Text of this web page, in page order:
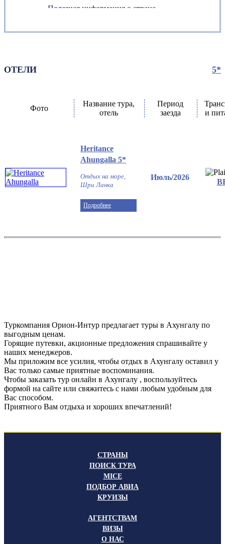
Полезная информация о стране
Климат страны
ОТЕЛИ 5*
Фото
Название тура,
отель
Период
заезда
и
Heritance
Ahungalla 5*
Отдых на море,
Шри Ланка
Подробнее
Июль/2026
Туркомпания Орион-Интур предлагает туры в Ахунгалу по
выгодным ценам.
Горящие путевки, акционные предложения спрашивайте у
наших менеджеров.
Мы приложим все усилия, чтобы отдых в Ахунгалу оставил у
Вас только самые приятные воспоминания.
Чтобы заказать тур онлайн в Ахунгалу , воспользуйтесь
формой на сайте или свяжитесь с нами любым удобным для
Вас способом.
Приятного Вам отдыха и хороших впечатлений!
СТРАНЫ
ПОИСК ТУРА
MICE
ПОДБОР АВИА
КРУИЗЫ
АГЕНТСТВАМ
ВИЗЫ
О НАС